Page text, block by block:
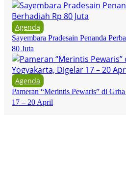
Agenda
Sayembara Pradesain Penanda
80 Juta
Agenda
Pameran “Merintis Pewaris” di
17 – 20 April